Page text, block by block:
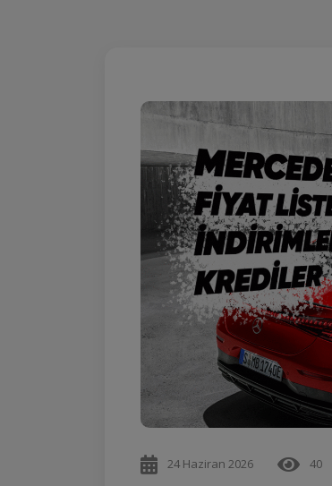
24 Haziran 2026 40